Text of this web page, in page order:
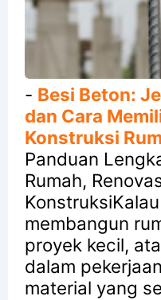
- Besi Beton:
dan Cara
Konstruksi
Panduan
Rumah,
membangun
proyek kecil,
dalam
material yang